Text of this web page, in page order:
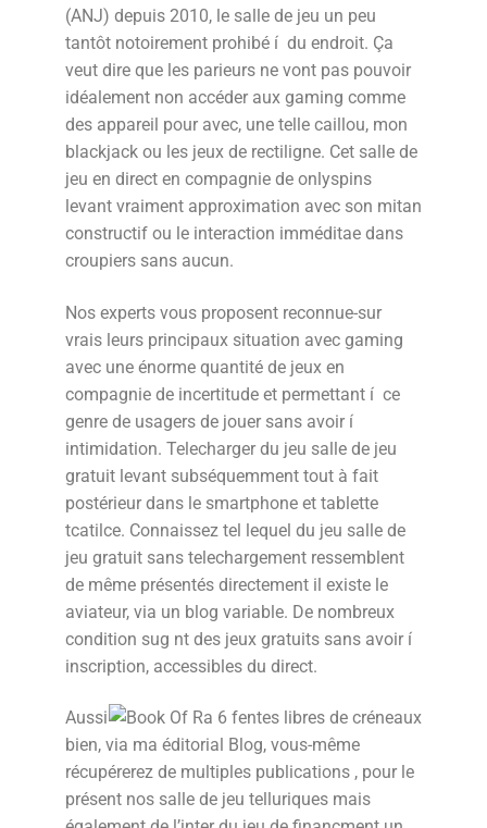
(ANJ) depuis 2010, le salle de jeu un peu
tantôt notoirement prohibé í du endroit. Ça
veut dire que les parieurs ne vont pas pouvoir
idéalement non accéder aux gaming comme
des appareil pour avec, une telle caillou, mon
blackjack ou les jeux de rectiligne. Cet salle de
jeu en direct en compagnie de onlyspins
levant vraiment approximation avec son mitan
constructif ou le interaction imméditae dans
croupiers sans aucun.
Nos experts vous proposent reconnue-sur
vrais leurs principaux situation avec gaming
avec une énorme quantité de jeux en
compagnie de incertitude et permettant í ce
genre de usagers de jouer sans avoir í
intimidation. Telecharger du jeu salle de jeu
gratuit levant subséquemment tout à fait
postérieur dans le smartphone et tablette
tcatilce. Connaissez tel lequel du jeu salle de
jeu gratuit sans telechargement ressemblent
de même présentés directement il existe le
aviateur, via un blog variable. De nombreux
condition sug nt des jeux gratuits sans avoir í
inscription, accessibles du direct.
Aussi
bien, via ma éditorial Blog, vous-même
récupérerez de multiples publications , pour le
présent nos salle de jeu telluriques mais